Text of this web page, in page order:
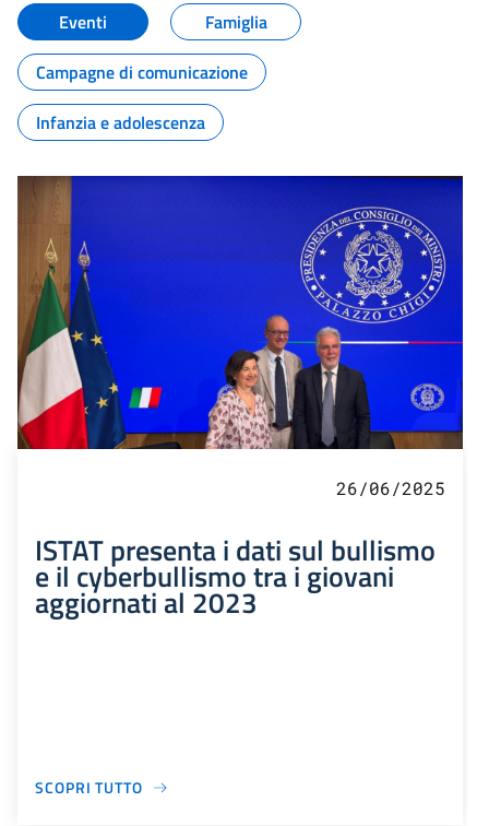
Eventi
Famiglia
Campagne di comunicazione
Infanzia e adolescenza
26/06/2025
ISTAT presenta i dati sul bullismo
e il cyberbullismo tra i giovani
aggiornati al 2023
SCOPRI TUTTO